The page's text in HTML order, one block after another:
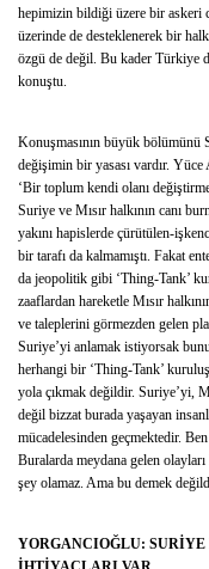
hepimizin bildiği üzere bir askeri
üzerinde de desteklenerek bir
özgü de değil. Bu kader Türkiye
konuştu.
Konuşmasının büyük bölümünü
değişimin bir yasası vardır.
‘Bir toplum kendi olanı
Suriye ve Mısır halkının canı
yakını hapislerde çürütülen-
bir tarafı da kalmamıştı. Fakat
da jeopolitik gibi ‘Thing-Tank’
zaaflardan hareketle Mısır
ve taleplerini görmezden gelen
Suriye’yi anlamak istiyorsak
herhangi bir ‘Thing-Tank’
yola çıkmak değildir. Suriye’yi,
değil bizzat burada yaşayan
mücadelesinden geçmektedir.
Buralarda meydana gelen
şey olamaz. Ama bu demek
YORGANCIOĞLU: